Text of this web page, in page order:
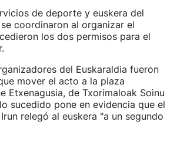
de deporte y euskera del
coordinaron al organizar el
los dos permisos para el
del Euskaraldia fueron
mover el acto a la plaza
Etxenagusia, de Txorimaloak Soinu
sucedido pone en evidencia que el
relegó al euskera "a un segundo